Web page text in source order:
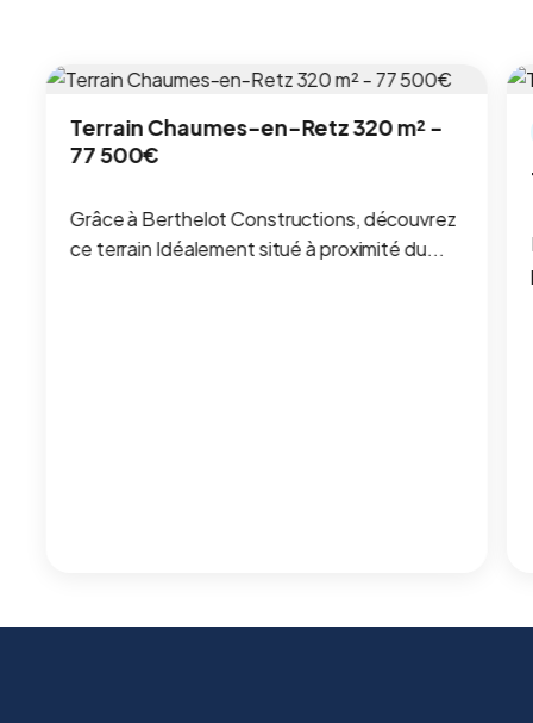
Terrain Chaumes-en-Retz 320 m² -
77 500€
Grâce à Berthelot Constructions, découvrez
ce terrain Idéalement situé à proximité du...